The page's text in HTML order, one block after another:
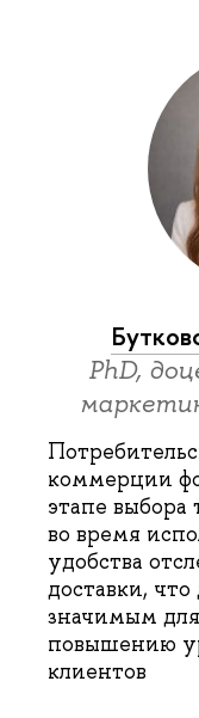
PhD,
коммерции
этапе выбора
во время
удобства
доставки,
значимым
повышению
клиентов